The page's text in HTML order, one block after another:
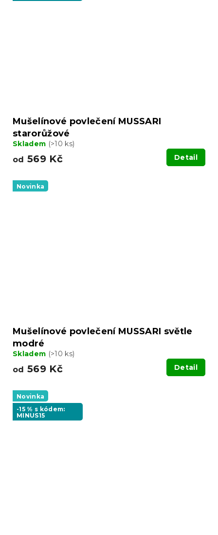
Mušelínové povlečení MUSSARI
starorůžové
Skladem (>10 ks)
od 569 Kč Detail
Novinka
Mušelínové povlečení MUSSARI světle
modré
Skladem (>10 ks)
od 569 Kč Detail
Novinka
-15 % s kódem:
MINUS15